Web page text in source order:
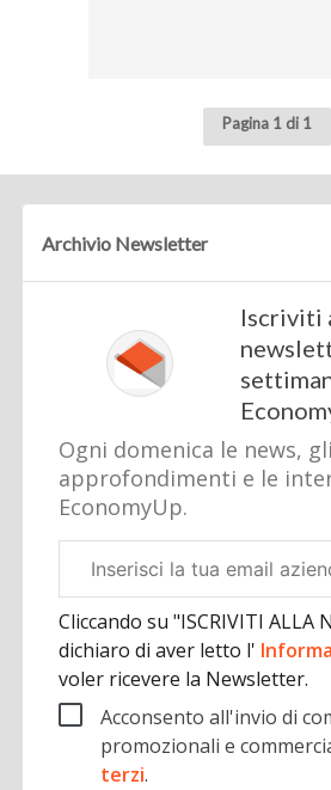
Pagina 1 di 1
Archivio Newsletter
Iscriviti
Ogni domenica le news, gli
approfondimenti e le
EconomyUp.
aziendale
Cliccando su "ISCRIVITI ALLA
dichiaro di aver letto l'
voler ricevere la Newsletter.
Acconsento all'invio di
promozionali e
terzi.